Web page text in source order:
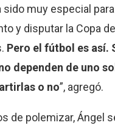
sido muy especial
y disputar la Copa
Pero el fútbol es así.
dependen de uno
o no”, agregó.
de polemizar, Ángel